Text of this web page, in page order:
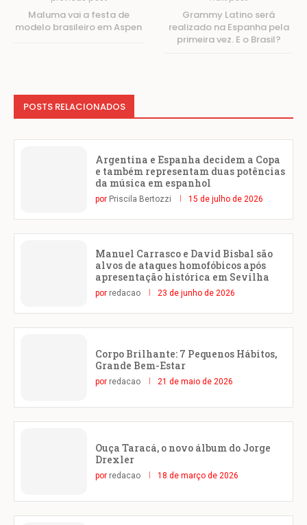
Maluma vai a festa de
modelo brasileiro em Aspen
Grammy Latino será
realizado na Espanha pela
primeira vez. E o Brasil?
POSTS RELACIONADOS
Argentina e Espanha decidem a Copa
e também representam duas potências
da música em espanhol
por Priscila Bertozzi 15 de julho de 2026
Manuel Carrasco e David Bisbal são
alvos de ataques homofóbicos após
apresentação histórica em Sevilha
por redacao 23 de junho de 2026
Corpo Brilhante: 7 Pequenos Hábitos,
Grande Bem-Estar
por redacao 21 de maio de 2026
Ouça Taracá, o novo álbum do Jorge
Drexler
por redacao 18 de março de 2026